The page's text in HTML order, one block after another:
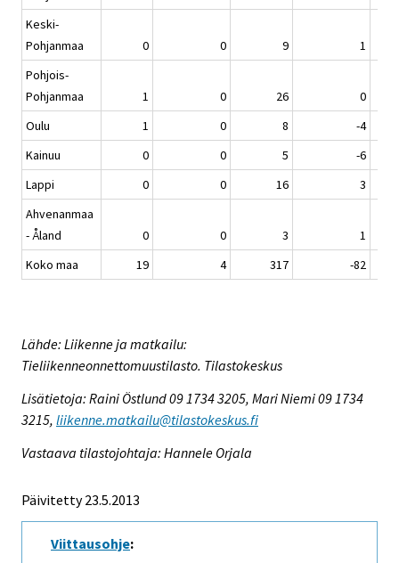
Keski-
Pohjanmaa
0 0 9
1
Pohjois-
Pohjanmaa
1 0 26
0
Oulu
1 0 8
-4
Kainuu
0 0 5
-6
Lappi
0 0 16
3
Ahvenanmaa
- Åland
0 0 3
1
Koko maa
19 4 317 -82
Lähde: Liikenne ja matkailu:
Tieliikenneonnettomuustilasto. Tilastokeskus
Lisätietoja: Raini Östlund 09 1734 3205, Mari Niemi 09 1734
3215, liikenne.matkailu@tilastokeskus.fi
Vastaava tilastojohtaja: Hannele Orjala
Päivitetty 23.5.2013
Viittausohje: